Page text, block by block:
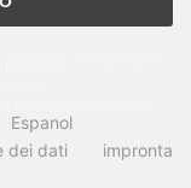
gestione
2009-2026
Espanol
dei dati
impronta